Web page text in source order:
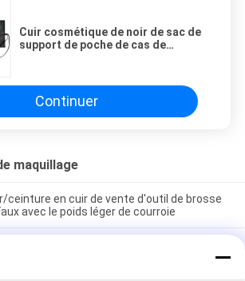
Cuir cosmétique de noir de sac de
support de poche de cas de
du Portable 26
Continuer
maquillage
ceinture en cuir de vente d'outil de brosse
avec le poids léger de courroie
papeterie de stylo de sac cosmétique de
de fermeture de tirette de rayure de
trousse d'écolier d'unité centrale